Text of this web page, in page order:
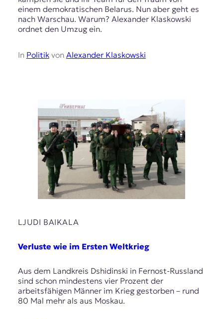
einem demokratischen Belarus. Nun aber geht es
nach Warschau. Warum? Alexander Klaskowski
ordnet den Umzug ein.
In Politikvon Alexander Klaskowski
LJUDI BAIKALA
Verluste wie im Ersten Weltkrieg
Aus dem Landkreis Dshidinski in Fernost-Russland
sind schon mindestens vier Prozent der
arbeitsfähigen Männer im Krieg gestorben – rund
80 Mal mehr als aus Moskau.